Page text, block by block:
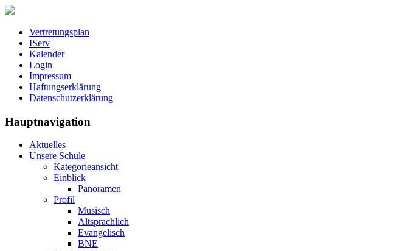
Vertretungsplan
IServ
Kalender
Login
Impressum
Haftungserklärung
Datenschutzerklärung
Hauptnavigation
Aktuelles
Unsere Schule
Kategorieansicht
Einblick
Panoramen
Profil
Musisch
Altsprachlich
Evangelisch
BNE